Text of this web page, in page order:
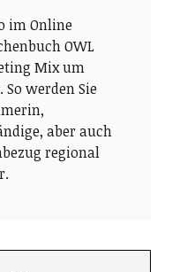
im Online
OWL
Mix um
werden Sie
aber auch
regional